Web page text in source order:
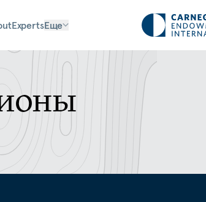
ExpertsЕще